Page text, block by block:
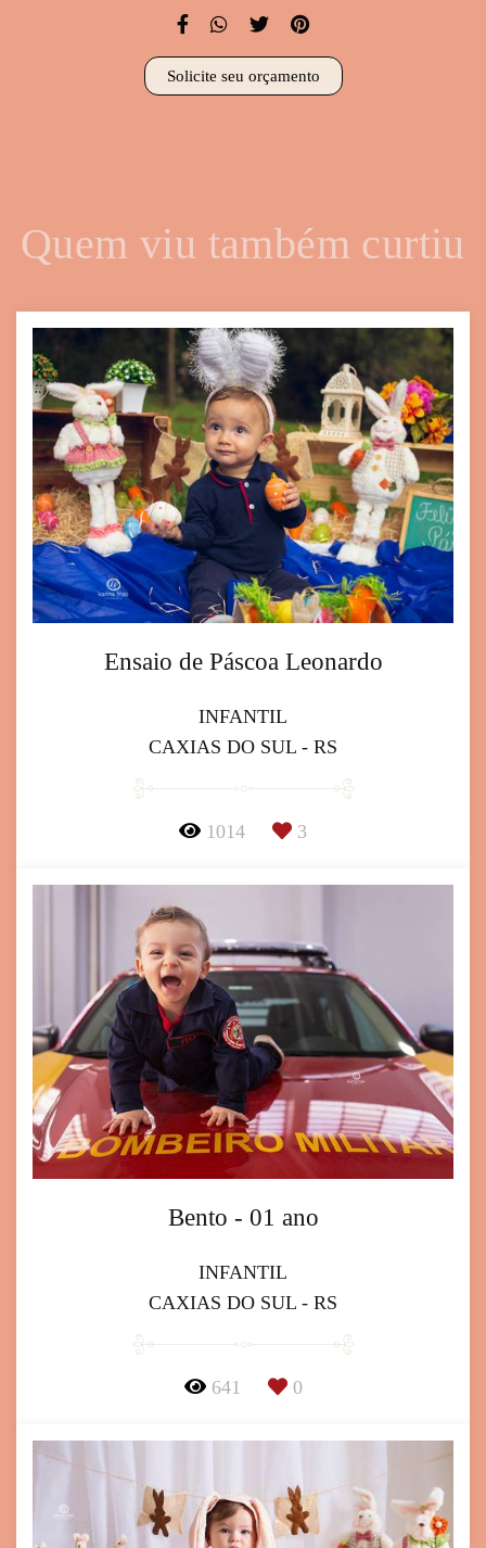
Solicite seu orçamento
Quem viu também curtiu
Ensaio de Páscoa Leonardo
INFANTIL
CAXIAS DO SUL - RS
1014 3
Bento - 01 ano
INFANTIL
CAXIAS DO SUL - RS
641 0